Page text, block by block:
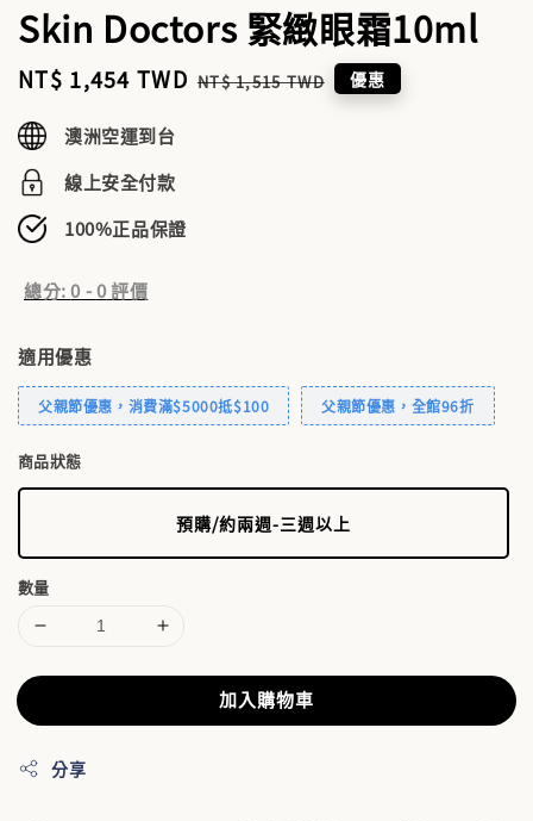
Skin Doctors 緊緻眼霜10ml
Sale
NT$ 1,454 TWD Regular
NT$ 1,515 TWD 優惠
澳洲空運到台
線上安全付款
100%正品保證
總分:0 -0評價
適用優惠
父親節優惠，消費滿$5000抵$100 父親節優惠，全館96折
商品狀態
預購/約兩週-三週以上
數量
加入購物車
分享